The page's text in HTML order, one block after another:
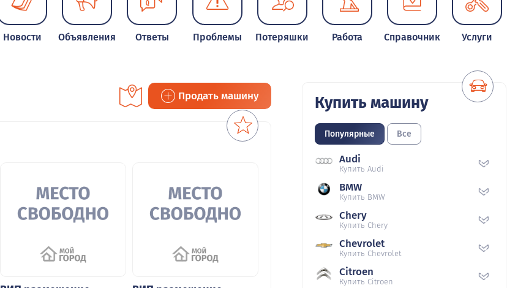
Новости Объявления Ответы Проблемы Потеряшки Работа Справочник Услуги
Продать машину Купить машину
Популярные Все
Audi
Купить Audi
BMW
Купить BMW
Chery
Купить Chery
Chevrolet
Купить Chevrolet
Citroen
Купить Citroen